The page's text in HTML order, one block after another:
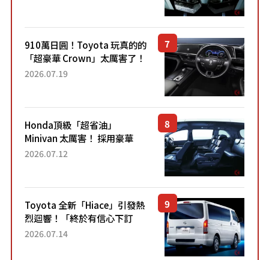
910萬日圓！Toyota 玩真的的
「超豪華 Crown」太厲害了！
採用由「匠人技藝」打造的
2026.07.19
Honda頂級「超省油」
Minivan 太厲害！ 採用豪華
「真皮座椅」與專屬「黑色內
「三...
2026.07.12
Toyota 全新「Hiace」引發熱
烈迴響！「終於有信心下訂
了！」「哪個等級交車最
2026.07.14